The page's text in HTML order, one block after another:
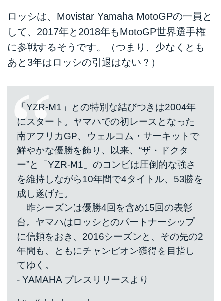
ロッシは、Movistar Yamaha MotoGPの一員と
して、2017年と2018年もMotoGP世界選手権
に参戦するそうです。（つまり、少なくとも
あと3年はロッシの引退はない？）
「YZR-M1」との特別な結びつきは2004年
にスタート。ヤマハでの初レースとなった
南アフリカGP、ウェルコム・サーキットで
鮮やかな優勝を飾り、以来、“ザ・ドクタ
ー”と「YZR-M1」のコンビは圧倒的な強さ
を維持しながら10年間で4タイトル、53勝を
成し遂げた。
昨シーズンは優勝4回を含め15回の表彰
台。ヤマハはロッシとのパートナーシップ
に信頼をおき、2016シーズンと、その先の2
年間も、ともにチャンピオン獲得を目指し
てゆく。
- YAMAHA プレスリリースより